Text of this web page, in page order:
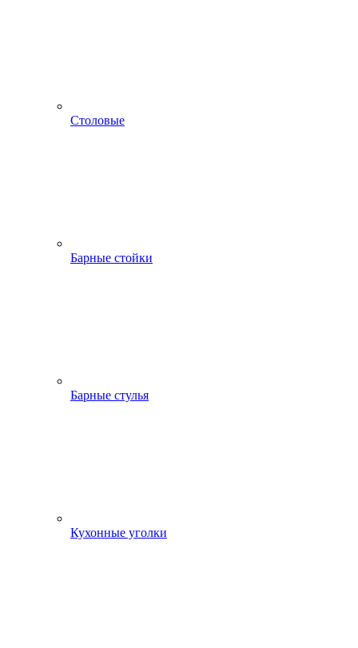
Столовые
Барные стойки
Барные стулья
Кухонные уголки